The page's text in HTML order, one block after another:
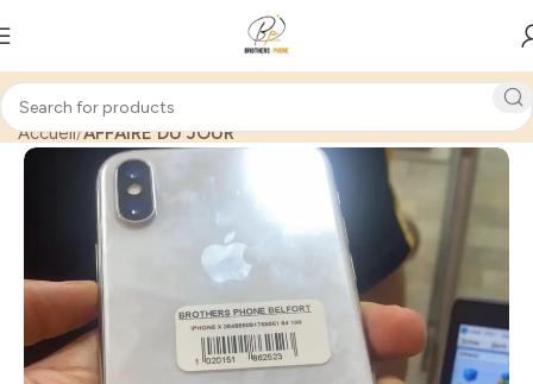
Accueil AFFAIRE DU JOUR